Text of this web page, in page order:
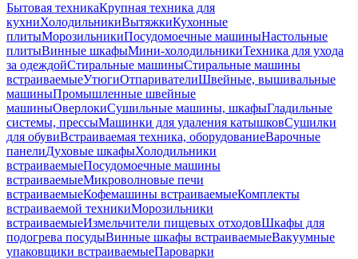
Бытовая техникаКрупная техника для
кухниХолодильникиВытяжкиКухонные
плитыМорозильникиПосудомоечные машиныНастольные
плитыВинные шкафыМини-холодильникиТехника для ухода
за одеждойСтиральные машиныСтиральные машины
встраиваемыеУтюгиОтпаривателиШвейные, вышивальные
машиныПромышленные швейные
машиныОверлокиСушильные машины, шкафыГладильные
системы, прессыМашинки для удаления катышковСушилки
для обувиВстраиваемая техника, оборудованиеВарочные
панелиДуховые шкафыХолодильники
встраиваемыеПосудомоечные машины
встраиваемыеМикроволновые печи
встраиваемыеКофемашины встраиваемыеКомплекты
встраиваемой техникиМорозильники
встраиваемыеИзмельчители пищевых отходовШкафы для
подогрева посудыВинные шкафы встраиваемыеВакуумные
упаковщики встраиваемыеПароварки